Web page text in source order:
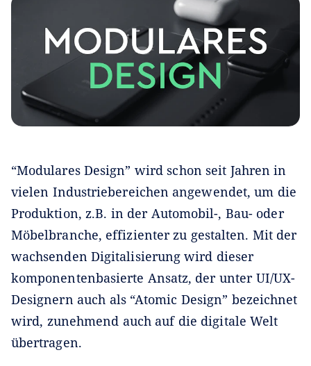
“Modulares Design” wird schon seit Jahren in
vielen Industriebereichen angewendet, um die
Produktion, z.B. in der Automobil-, Bau- oder
Möbelbranche, effizienter zu gestalten. Mit der
wachsenden Digitalisierung wird dieser
komponentenbasierte Ansatz, der unter UI/UX-
Designern auch als “Atomic Design” bezeichnet
wird, zunehmend auch auf die digitale Welt
übertragen.